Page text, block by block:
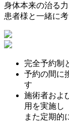
身体本来の治る
患者様と一緒に
完全予約制
予約の間に
す
施術者およ
用を実施し
また定期的